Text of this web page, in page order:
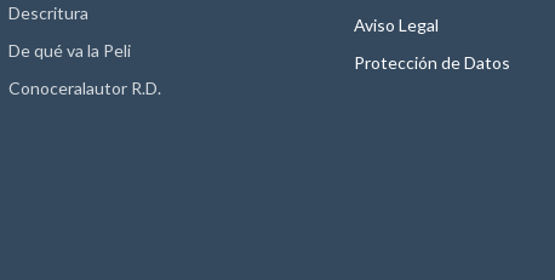
Descritura
De qué va la Peli
Conoceralautor R.D.
Aviso Legal
Protección de Datos